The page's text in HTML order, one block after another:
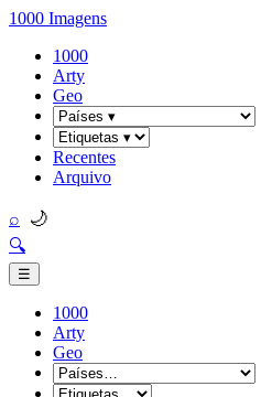
1000 Imagens
1000
Arty
Geo
Recentes
Arquivo
⌕ 🌙
🔍
☰
1000
Arty
Geo